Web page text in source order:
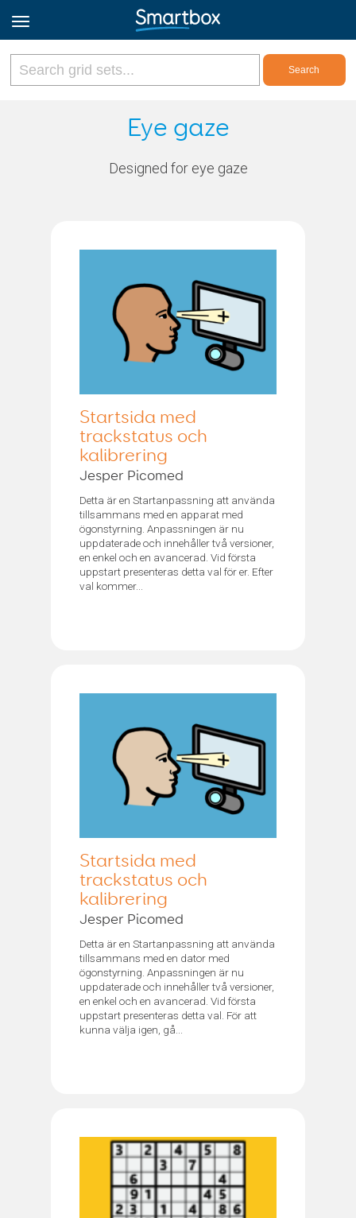
Online Grids
Log in
Eye gaze
Designed for eye gaze
Startsida med
trackstatus och
kalibrering
Jesper Picomed
Detta är en Startanpassning att använda
tillsammans med en apparat med
ögonstyrning. Anpassningen är nu
uppdaterade och innehåller två versioner,
en enkel och en avancerad. Vid första
uppstart presenteras detta val för er. Efter
val kommer...
Startsida med
trackstatus och
kalibrering
Jesper Picomed
Detta är en Startanpassning att använda
tillsammans med en dator med
ögonstyrning. Anpassningen är nu
uppdaterade och innehåller två versioner,
en enkel och en avancerad. Vid första
uppstart presenteras detta val. För att
kunna välja igen, gå...